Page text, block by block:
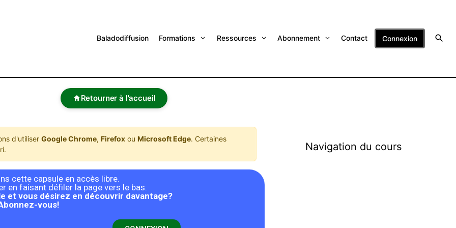
Baladodiffusion Formations Ressources Abonnement Contact Connexion
Retourner à l'accueil
d'utiliser Google Chrome, Firefoxou Microsoft Edge. Certaines
cette capsule en accès libre.
en faisant défiler la page vers le bas.
et vous désirez en découvrir davantage?
vous!
Navigation du cours